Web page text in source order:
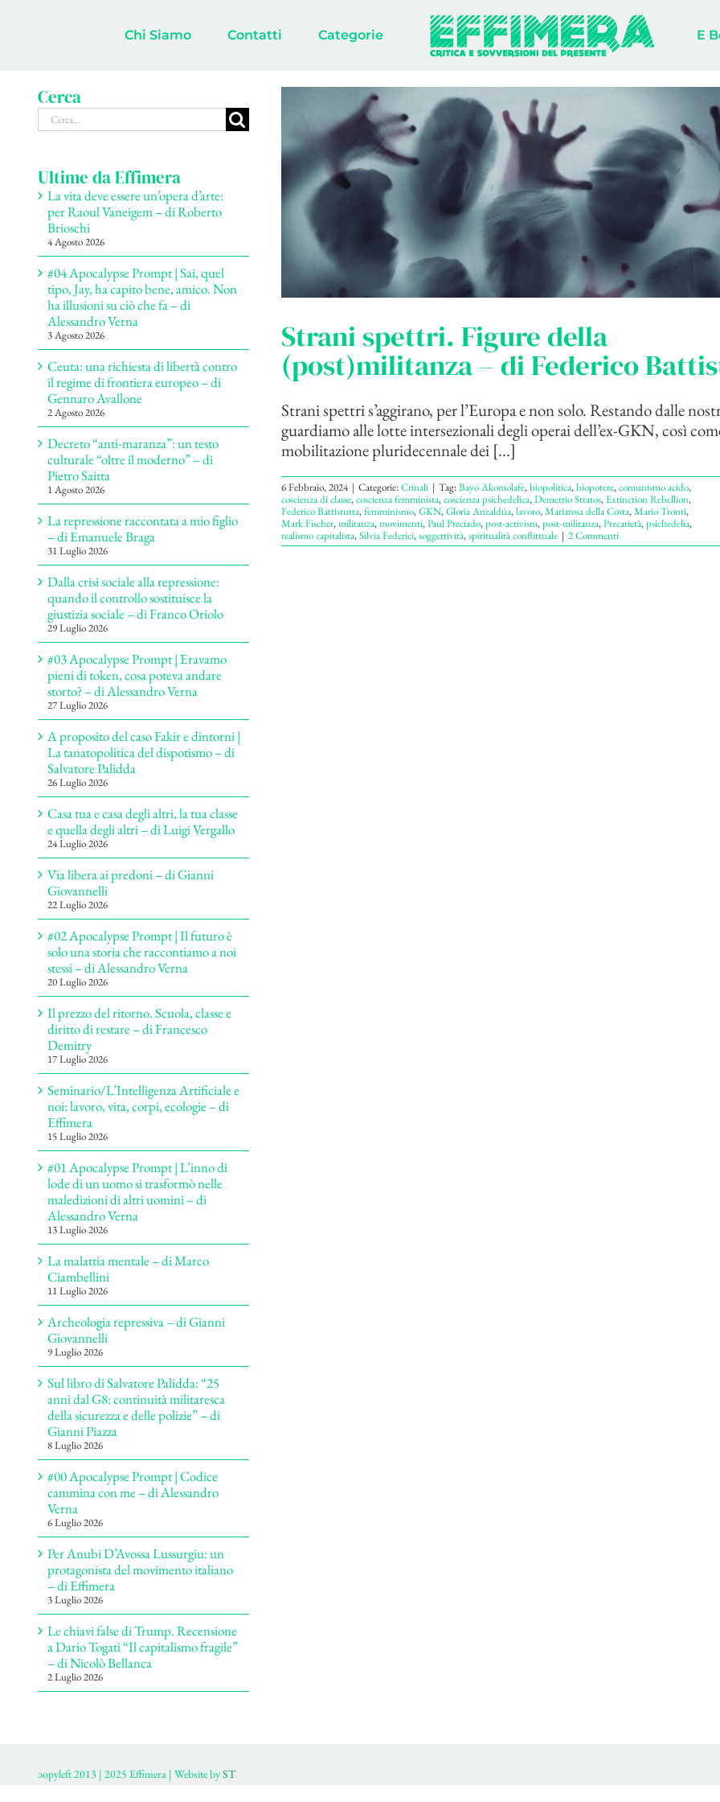
Chi Siamo Contatti Categorie E
Strani spettri. Figure della
(post)militanza – di Federico
Strani spettri s’aggirano, per l’Europa e non solo. Restando dalle
guardiamo alle lotte intersezionali degli operai dell’ex-GKN, così
mobilitazione pluridecennale dei [...]
6 Febbraio, 2024 | Categorie:Crinali | Tag:Bayo Akomolafe,biopolitica,biopotere,comunismo acido,
coscienza di classe,coscienza femminista,coscienza psichedelica,Demetrio Stratos,Extinction Rebellion,
Federico Battistutta,femminismo,GKN,Gloria Anzaldúa,lavoro,Mariarosa della Costa,Mario Tronti,
Mark Fischer,militanza,movimenti,Paul Preciado,post-activism,post-militanza,Precarietà,psichedelia,
realismo capitalista,Silvia Federici,soggettività,spiritualità conflittuale | 2 Commenti
Cerca
Cerca
per:
Ultime da Effimera
La vita deve essere un’opera d’arte:
per Raoul Vaneigem – di Roberto
Brioschi
4 Agosto 2026
#04 Apocalypse Prompt | Sai, quel
tipo, Jay, ha capito bene, amico. Non
ha illusioni su ciò che fa – di
Alessandro Verna
3 Agosto 2026
Ceuta: una richiesta di libertà contro
il regime di frontiera europeo – di
Gennaro Avallone
2 Agosto 2026
Decreto “anti-maranza”: un testo
culturale “oltre il moderno” – di
Pietro Saitta
1 Agosto 2026
La repressione raccontata a mio figlio
– di Emanuele Braga
31 Luglio 2026
Dalla crisi sociale alla repressione:
quando il controllo sostituisce la
giustizia sociale – di Franco Oriolo
29 Luglio 2026
#03 Apocalypse Prompt | Eravamo
pieni di token, cosa poteva andare
storto? – di Alessandro Verna
27 Luglio 2026
A proposito del caso Fakir e dintorni |
La tanatopolitica del dispotismo – di
Salvatore Palidda
26 Luglio 2026
Casa tua e casa degli altri, la tua classe
e quella degli altri – di Luigi Vergallo
24 Luglio 2026
Via libera ai predoni – di Gianni
Giovannelli
22 Luglio 2026
#02 Apocalypse Prompt | Il futuro è
solo una storia che raccontiamo a noi
stessi – di Alessandro Verna
20 Luglio 2026
Il prezzo del ritorno. Scuola, classe e
diritto di restare – di Francesco
Demitry
17 Luglio 2026
Seminario/L’Intelligenza Artificiale e
noi: lavoro, vita, corpi, ecologie – di
Effimera
15 Luglio 2026
#01 Apocalypse Prompt | L’inno di
lode di un uomo si trasformò nelle
maledizioni di altri uomini – di
Alessandro Verna
13 Luglio 2026
La malattia mentale – di Marco
Ciambellini
11 Luglio 2026
Archeologia repressiva – di Gianni
Giovannelli
9 Luglio 2026
Sul libro di Salvatore Palidda: “25
anni dal G8: continuità militaresca
della sicurezza e delle polizie” – di
Gianni Piazza
8 Luglio 2026
#00 Apocalypse Prompt | Codice
cammina con me – di Alessandro
Verna
6 Luglio 2026
Per Anubi D’Avossa Lussurgiu: un
protagonista del movimento italiano
– di Effimera
3 Luglio 2026
Le chiavi false di Trump. Recensione
a Dario Togati “Il capitalismo fragile”
– di Nicolò Bellanca
2 Luglio 2026
ɔopyleft 2013 | 2025 Effimera | Website byST